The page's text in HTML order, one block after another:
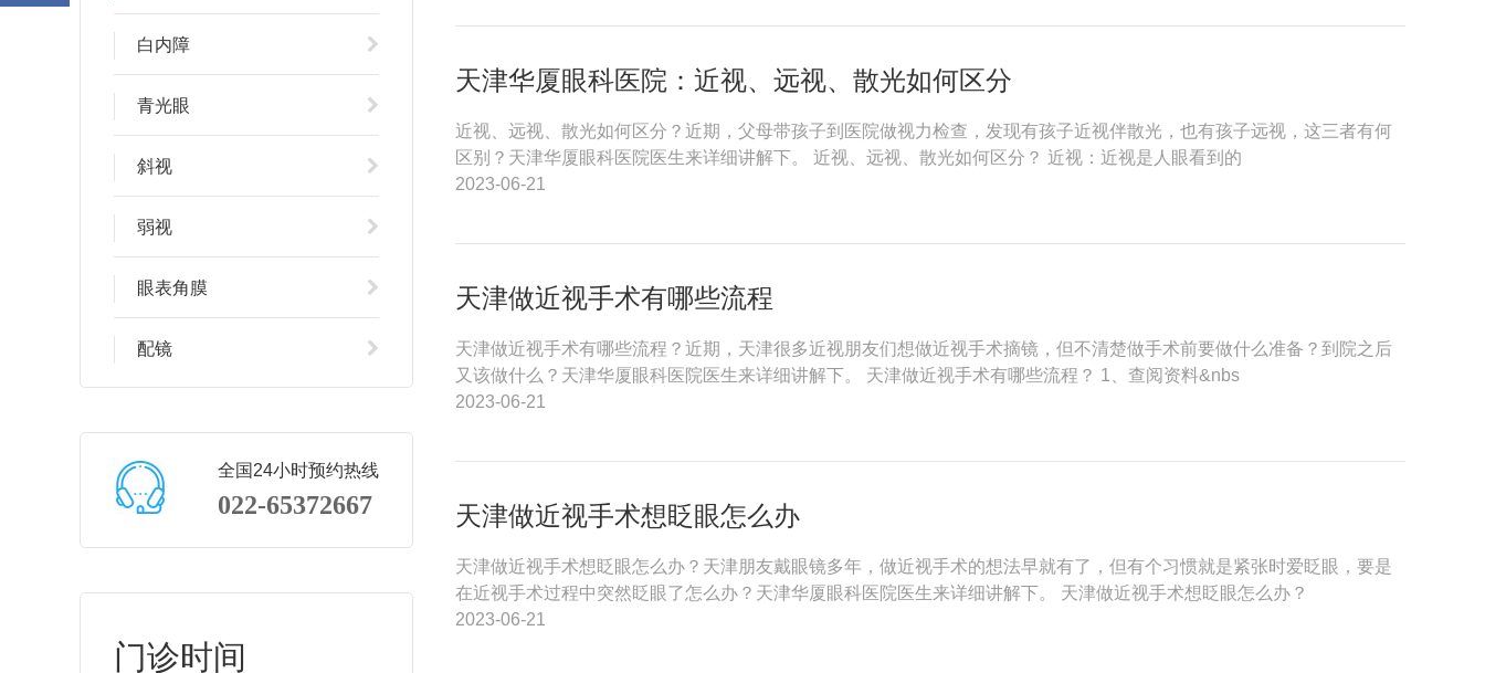
白内障
青光眼
斜视
弱视
眼表角膜
配镜
全国24小时预约热线
022-65372667
门诊时间
天津华厦眼科医院：近视、远视、散光如何区分
近视、远视、散光如何区分？近期，父母带孩子到医院做视力检查，发现有孩子近视伴散光，也有孩子远视，这三者有何
区别？天津华厦眼科医院医生来详细讲解下。 近视、远视、散光如何区分？ 近视：近视是人眼看到的
2023-06-21
天津做近视手术有哪些流程
天津做近视手术有哪些流程？近期，天津很多近视朋友们想做近视手术摘镜，但不清楚做手术前要做什么准备？到院之后
又该做什么？天津华厦眼科医院医生来详细讲解下。 天津做近视手术有哪些流程？ 1、查阅资料&nbs
2023-06-21
天津做近视手术想眨眼怎么办
天津做近视手术想眨眼怎么办？天津朋友戴眼镜多年，做近视手术的想法早就有了，但有个习惯就是紧张时爱眨眼，要是
在近视手术过程中突然眨眼了怎么办？天津华厦眼科医院医生来详细讲解下。 天津做近视手术想眨眼怎么办？
2023-06-21